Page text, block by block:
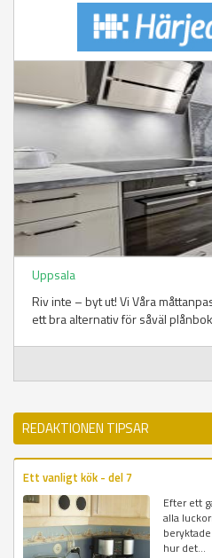
Uppsala
Riv inte – byt ut! Vi Våra
ett bra alternativ för såväl
REDAKTIONEN TIPSAR
Ett vanligt kök - del 7
Efter ett
alla
hur det...